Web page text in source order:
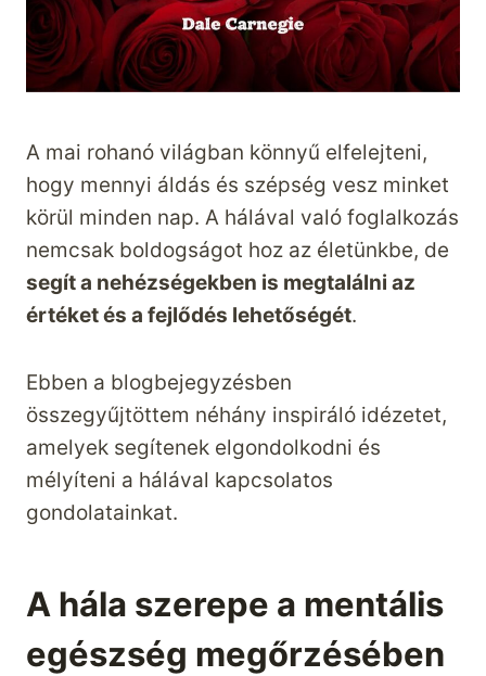
A mai rohanó világban könnyű elfelejteni,
hogy mennyi áldás és szépség vesz minket
körül minden nap. A hálával való foglalkozás
nemcsak boldogságot hoz az életünkbe, de
segít a nehézségekben is megtalálni az
értéket és a fejlődés lehetőségét.
Ebben a blogbejegyzésben
összegyűjtöttem néhány inspiráló idézetet,
amelyek segítenek elgondolkodni és
mélyíteni a hálával kapcsolatos
gondolatainkat.
A hála szerepe a mentális
egészség megőrzésében